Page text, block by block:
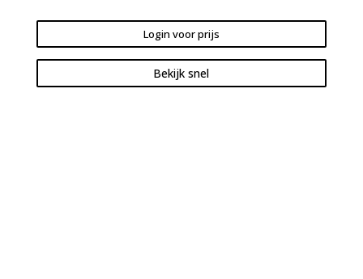
Login voor prijs
Bekijk snel